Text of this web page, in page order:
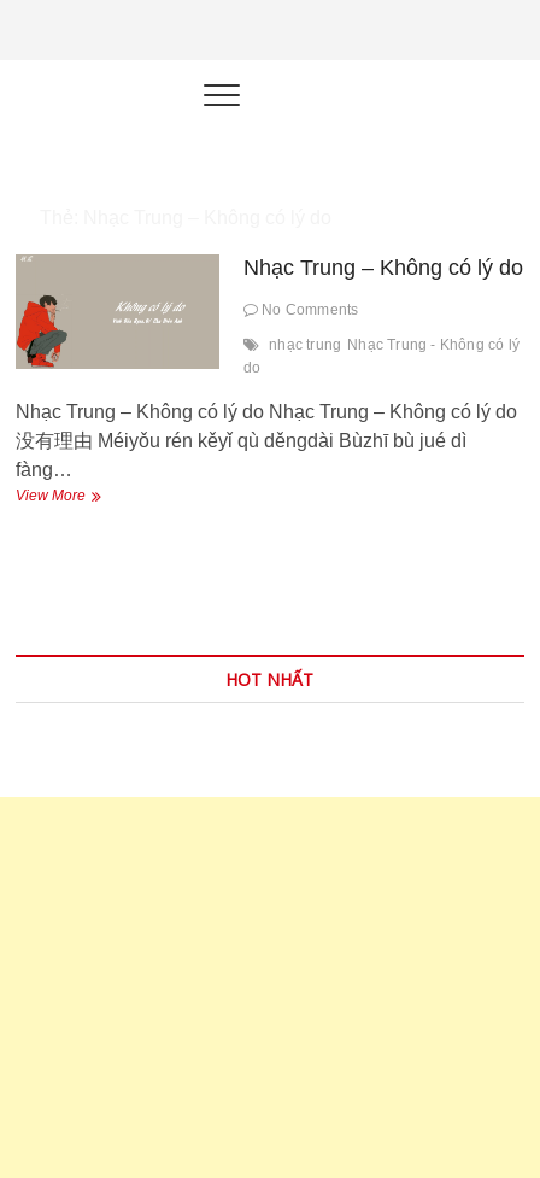
nhân trong
thời đại AI
Nhạc Trung – Không có lý do
No Comments
nhạc trung Nhạc Trung - Không có lý
do
Nhạc Trung – Không có lý do Nhạc Trung – Không có lý do
没有理由 Méiyǒu rén kěyǐ qù děngdài Bùzhī bù jué dì
fàng…
View MoreNhạc
HOT NHẤT